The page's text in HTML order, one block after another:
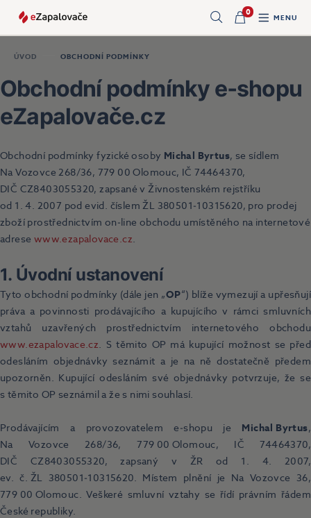
Hledat
0
MENU
ÚVOD OBCHODNÍ PODMÍNKY
Obchodní podmínky e‑shopu
eZapalovače.cz
Obchodní podmínky fyzické osoby Michal Byrtus, se sídlem
Na Vozovce 268/36, 779 00 Olomouc, IČ 74464370,
DIČ CZ8403055320, zapsané v Živnostenském rejstříku
od 1. 4. 2007 pod evid. číslem ŽL 380501‑10315620, pro prodej
zboží prostřednictvím on‑line obchodu umístěného na internetové
adrese www.ezapalovace.cz.
1. Úvodní ustanovení
Tyto obchodní podmínky (dále jen „OP“) blíže vymezují a upřesňují
práva a povinnosti prodávajícího a kupujícího v rámci smluvních
vztahů uzavřených prostřednictvím internetového obchodu
www.ezapalovace.cz. S těmito OP má kupující možnost se před
odesláním objednávky seznámit a je na ně dostatečně předem
upozorněn. Kupující odesláním své objednávky potvrzuje, že se
s těmito OP seznámil a že s nimi souhlasí.
Prodávajícím a provozovatelem e‑shopu je Michal Byrtus,
Na Vozovce 268/36, 779 00 Olomouc, IČ 74464370,
DIČ CZ8403055320, zapsaný v ŽR od 1. 4. 2007,
ev. č. ŽL 380501‑10315620. Místem plnění je Na Vozovce 36,
779 00 Olomouc. Veškeré smluvní vztahy se řídí právním řádem
České republiky.